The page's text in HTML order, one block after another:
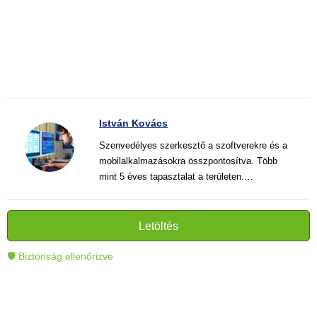
István Kovács
Szenvedélyes szerkesztő a szoftverekre és a
mobilalkalmazásokra összpontosítva. Több
mint 5 éves tapasztalat a területen.
és informatív szövegek alkotója, amelyek
segítik az olvasókat a modern technológia jobb
megértésében és használatában.
Letöltés
🛡 Biztonság ellenőrizve